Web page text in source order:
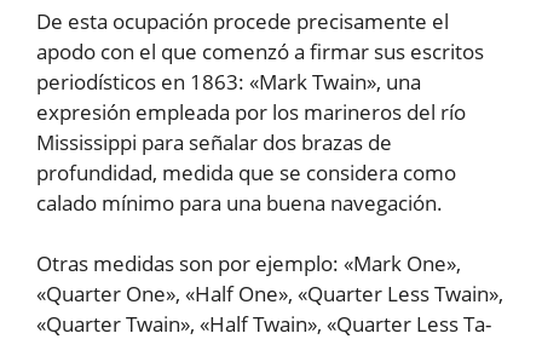
De esta ocupación procede precisamente el
apodo con el que comenzó a firmar sus escritos
periodísticos en 1863: «Mark Twain», una
expresión empleada por los marineros del río
Mississippi para señalar dos brazas de
profundidad, medida que se considera como
calado mínimo para una buena navegación.
Otras medidas son por ejemplo: «Mark One»,
«Quarter One», «Half One», «Quarter Less Twain»,
«Quarter Twain», «Half Twain», «Quarter Less Ta-